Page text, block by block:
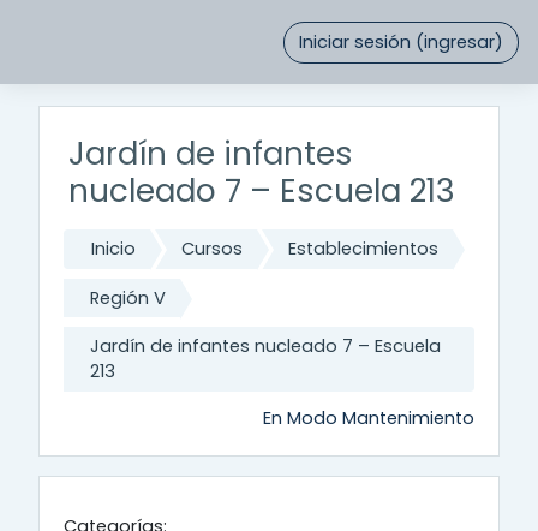
Iniciar sesión (ingresar)
Jardín de infantes
nucleado 7 – Escuela 213
Inicio Cursos Establecimientos
Región V
Jardín de infantes nucleado 7 – Escuela
213
En Modo Mantenimiento